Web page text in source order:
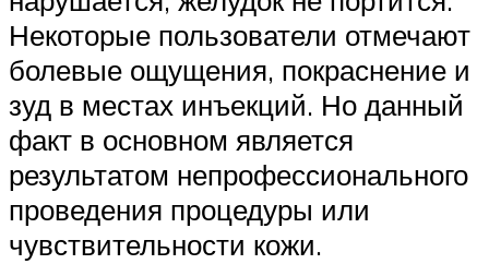
Некоторые пользователи отмечают
болевые ощущения, покраснение и
зуд в местах инъекций. Но данный
факт в основном является
результатом непрофессионального
проведения процедуры или
чувствительности кожи.